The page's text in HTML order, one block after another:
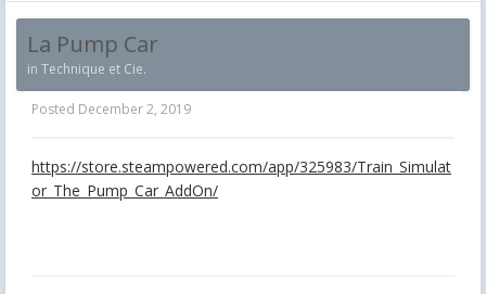
La Pump Car
in Technique et Cie.
Posted December 2, 2019
https://store.steampowered.com/app/325983/Train_Simulat
or_The_Pump_Car_AddOn/